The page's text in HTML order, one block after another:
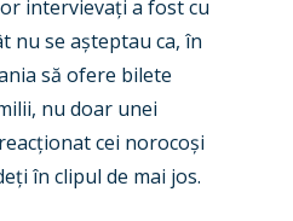
intervievați a fost cu
nu se așteptau ca, în
să ofere bilete
nu doar unei
cei norocoși
în clipul de mai jos.
Industry
Airshows
Dubai 2025
Paris 2025
Business Jets
Military